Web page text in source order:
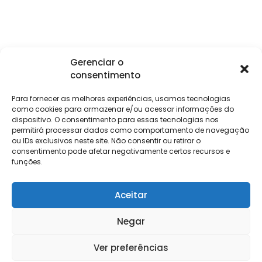
Gerenciar o
consentimento
Para fornecer as melhores experiências, usamos tecnologias
como cookies para armazenar e/ou acessar informações do
dispositivo. O consentimento para essas tecnologias nos
permitirá processar dados como comportamento de navegação
ou IDs exclusivos neste site. Não consentir ou retirar o
consentimento pode afetar negativamente certos recursos e
funções.
Aceitar
Negar
Ver preferências
Institucional
Trabalhe
Conosco
Contato
Relatório de
Salarial
Clientes
Login
Eventos
Contábeis
Holos
NG Essence
Soluções
DP e RH
NG Folha
eKeep
FisCo
Keevo Software | CNPJ: 14.766.429/0001-07
Rua Rio de Janeiro, 1462 – Lourdes, Belo Horizonte – MG, 30160-042